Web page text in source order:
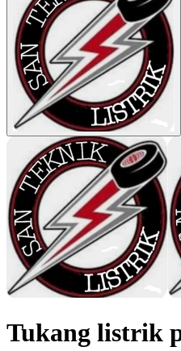
Tukang listrik